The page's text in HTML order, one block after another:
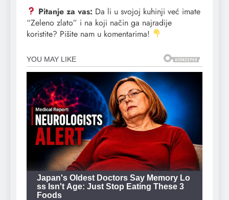
Pitanje za vas: Da li u svojoj kuhinji već imate
“Zeleno zlato” i na koji način ga najradije
koristite? Pišite nam u komentarima!